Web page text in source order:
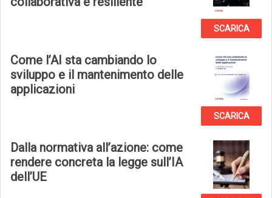
SCARICA
Come l’AI sta cambiando lo
sviluppo e il mantenimento delle
applicazioni
SCARICA
Dalla normativa all’azione: come
rendere concreta la legge sull’IA
dell’UE